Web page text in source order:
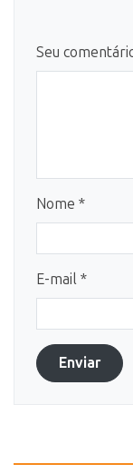
Seu
Nome *
E-mail *
Enviar